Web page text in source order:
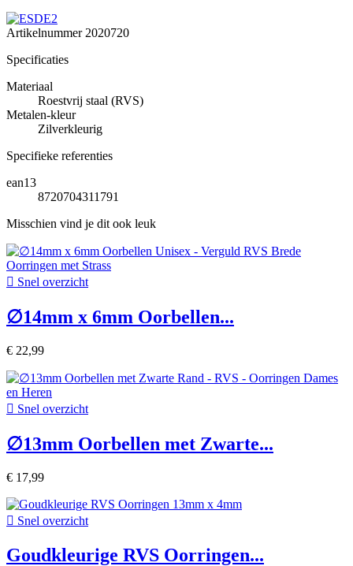
Artikelnummer2020720
Specificaties
Materiaal
Roestvrij staal (RVS)
Metalen-kleur
Zilverkleurig
Specifieke referenties
ean13
8720704311791
Misschien vind je dit ook leuk
 Snel overzicht
∅14mm x 6mm Oorbellen...
€ 22,99
 Snel overzicht
∅13mm Oorbellen met Zwarte...
€ 17,99
 Snel overzicht
Goudkleurige RVS Oorringen...